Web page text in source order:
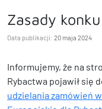
Zasady
Data publikacji: 20 maja 2024
Informujemy, że na
Rybactwa pojawił się
udzielania zamówień